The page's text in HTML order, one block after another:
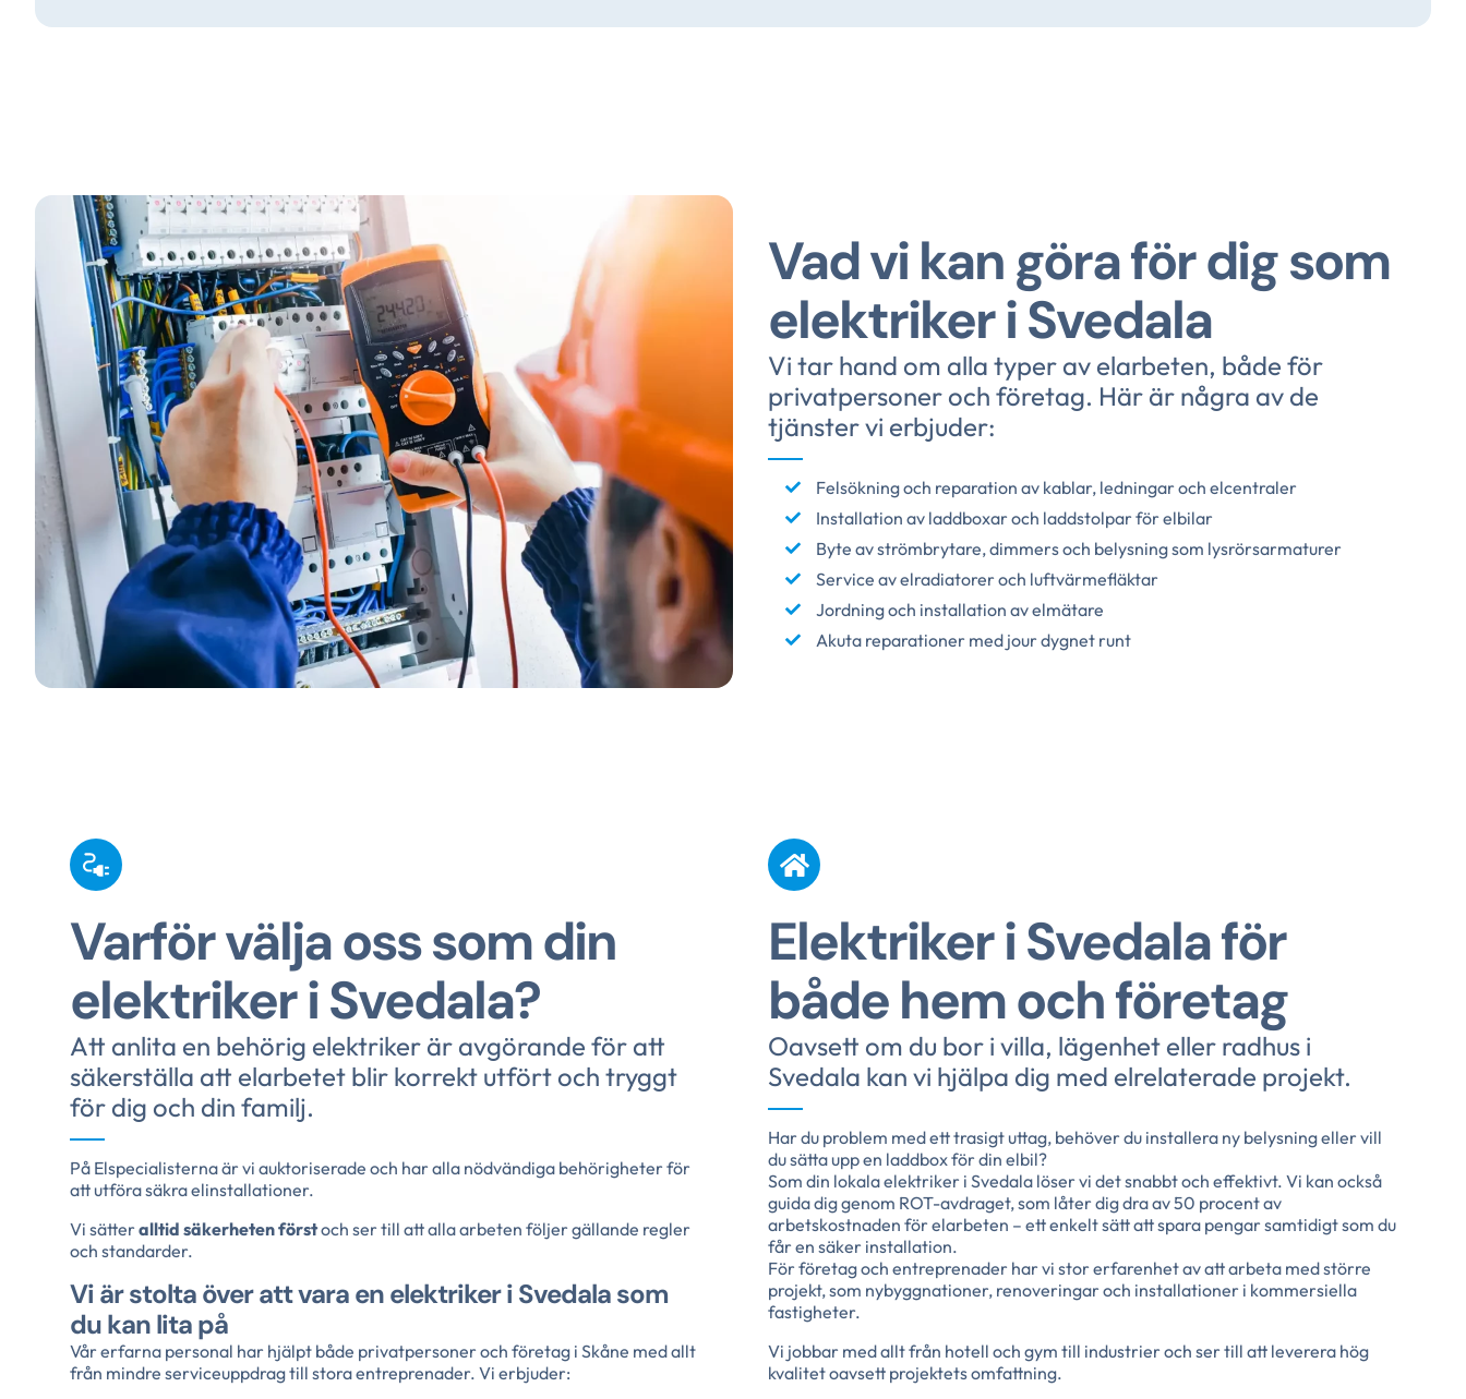
Vad vi kan göra för dig som
elektriker i Svedala
Vi tar hand om alla typer av elarbeten, både för
privatpersoner och företag. Här är några av de
tjänster vi erbjuder:
Felsökning och reparation av kablar, ledningar och elcentraler
Installation av laddboxar och laddstolpar för elbilar
Byte av strömbrytare, dimmers och belysning som lysrörsarmaturer
Service av elradiatorer och luftvärmefläktar
Jordning och installation av elmätare
Akuta reparationer med jour dygnet runt
Varför välja oss som din
elektriker i Svedala?
Att anlita en behörig elektriker är avgörande för att
säkerställa att elarbetet blir korrekt utfört och tryggt
för dig och din familj.
På Elspecialisterna är vi auktoriserade och har alla nödvändiga behörigheter för
att utföra säkra elinstallationer.
Vi sätteralltid säkerheten förstoch ser till att alla arbeten följer gällande regler
och standarder.
Vi är stolta över att vara en elektriker i Svedala som
du kan lita på
Vår erfarna personal har hjälpt både privatpersoner och företag i Skåne med allt
från mindre serviceuppdrag till stora entreprenader. Vi erbjuder:
Elektriker i Svedala för
både hem och företag
Oavsett om du bor i villa, lägenhet eller radhus i
Svedala kan vi hjälpa dig med elrelaterade projekt.
Har du problem med ett trasigt uttag, behöver du installera ny belysning eller vill
du sätta upp en laddbox för din elbil?
Som din lokala elektriker i Svedala löser vi det snabbt och effektivt. Vi kan också
guida dig genom ROT-avdraget, som låter dig dra av 50 procent av
arbetskostnaden för elarbeten – ett enkelt sätt att spara pengar samtidigt som du
får en säker installation.
För företag och entreprenader har vi stor erfarenhet av att arbeta med större
projekt, som nybyggnationer, renoveringar och installationer i kommersiella
fastigheter.
Vi jobbar med allt från hotell och gym till industrier och ser till att leverera hög
kvalitet oavsett projektets omfattning.